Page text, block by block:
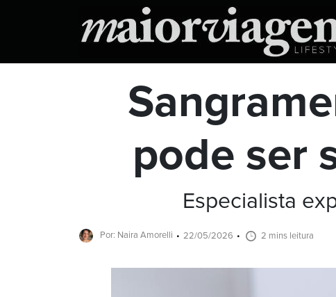
pode ser
Especialista
Por: Naira Amorelli 22/05/2026 2 mins leitura